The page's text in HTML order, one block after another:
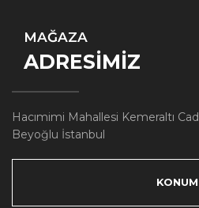
MAĞAZA
ADRESİMİZ
Hacımimi Mahallesi Kemeraltı
Beyoğlu İstanbul
KONUM